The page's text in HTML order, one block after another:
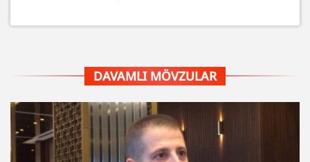
DAVAMLI MÖVZULAR